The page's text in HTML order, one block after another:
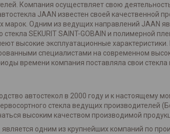
Компания осуществляет свою
JAAN известен своей качественной
Одним из ведущих направлений JAAN
SEKURIT SAINT-GOBAIN и полимерной
высокие эксплуатационные
специалистами на современном
времени компания поставляла свои
автостекол в 2000 году и к настоящему
стекла ведущих производителей
высоким качеством производимой
- является одним из крупнейших компаний по